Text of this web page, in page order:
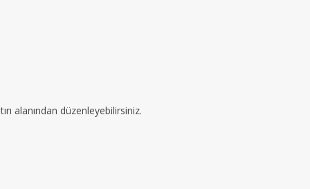
alanından düzenleyebilirsiniz.